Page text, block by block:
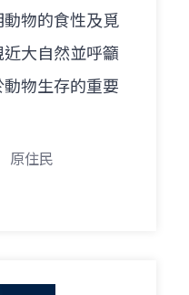
物的食性及覓
大自然並呼籲
物生存的重要
原住民